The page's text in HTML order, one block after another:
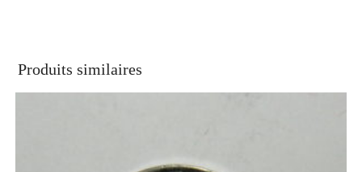
Produits similaires